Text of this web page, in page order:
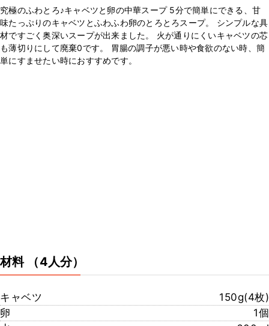
究極のふわとろ♪キャベツと卵の中華スープ 5分で簡単にできる、甘
味たっぷりのキャベツとふわふわ卵のとろとろスープ。 シンプルな具
材ですごく奥深いスープが出来ました。 火が通りにくいキャベツの芯
も薄切りにして廃棄0です。 胃腸の調子が悪い時や食欲のない時、簡
単にすませたい時におすすめです。
材料 （4人分）
キャベツ
150g(4枚)
卵
1個